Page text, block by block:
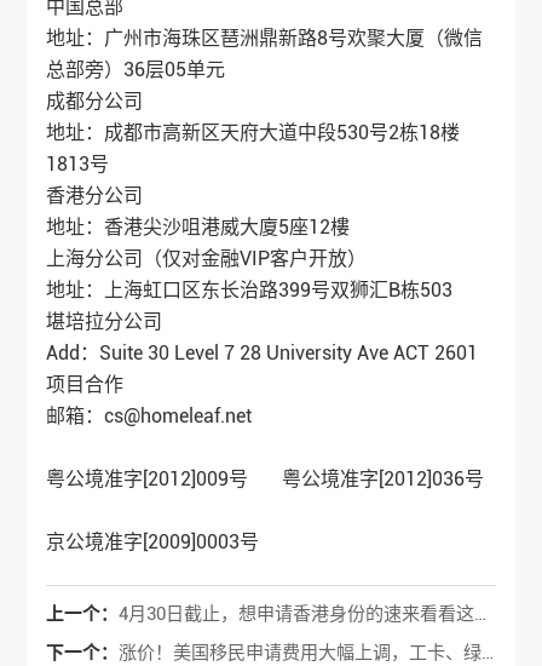
中国总部
地址：广州市海珠区琶洲鼎新路8号欢聚大厦（微信
总部旁）36层05单元
成都分公司
地址：成都市高新区天府大道中段530号2栋18楼
1813号
香港分公司
地址：香港尖沙咀港威大廈5座12樓
上海分公司（仅对金融VIP客户开放）
地址：上海虹口区东长治路399号双狮汇B栋503
堪培拉分公司
Add：Suite 30 Level 7 28 University Ave ACT 2601
项目合作
邮箱：cs@homeleaf.net
粤公境准字[2012]009号 粤公境准字[2012]036号
京公境准字[2009]0003号
上一个：
4月30日截止，想申请香港身份的速来看看这份新计划
下一个：
涨价！美国移民申请费用大幅上调，工卡、绿卡、入籍全部涨！